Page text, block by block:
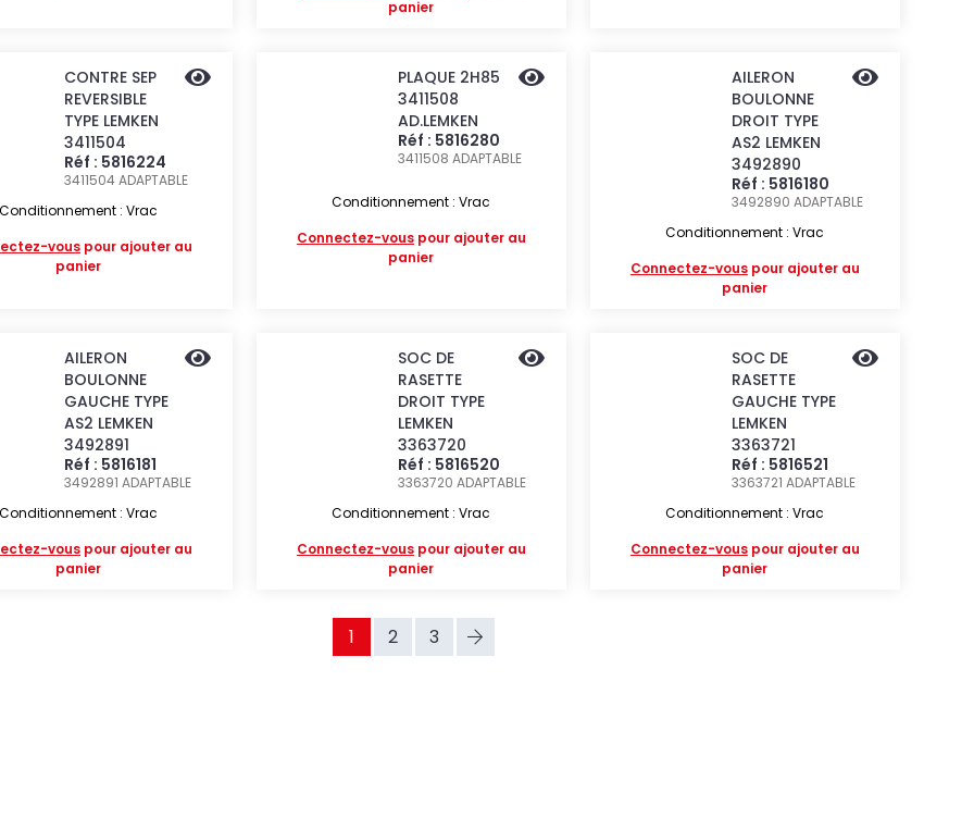
panier
CONTRE SEP
REVERSIBLE
TYPE LEMKEN
3411504
Réf : 5816224
3411504ADAPTABLE
: Vrac
vous pour ajouter au
panier
PLAQUE 2H85
3411508
AD.LEMKEN
Réf : 5816280
3411508 ADAPTABLE
Conditionnement : Vrac
Connectez-vouspour ajouter au
panier
AILERON
BOULONNE
DROIT TYPE
AS2 LEMKEN
3492890
Réf : 5816180
3492890 ADAPTABLE
Conditionnement : Vrac
Connectez-vouspour ajouter au
panier
AILERON
BOULONNE
GAUCHE TYPE
AS2 LEMKEN
3492891
Réf : 5816181
3492891ADAPTABLE
: Vrac
vous pour ajouter au
panier
SOC DE
RASETTE
DROIT TYPE
LEMKEN
3363720
Réf : 5816520
3363720 ADAPTABLE
Conditionnement : Vrac
Connectez-vouspour ajouter au
panier
SOC DE
RASETTE
GAUCHE TYPE
LEMKEN
3363721
Réf : 5816521
3363721 ADAPTABLE
Conditionnement : Vrac
Connectez-vouspour ajouter au
panier
1 2 3